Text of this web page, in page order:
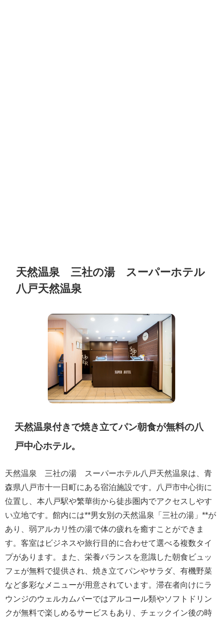
天然温泉 三社の湯 スーパーホテル
八戸天然温泉
天然温泉付きで焼き立てパン朝食が無料の八
戸中心ホテル。
天然温泉 三社の湯 スーパーホテル八戸天然温泉は、青
森県八戸市十一日町にある宿泊施設です。八戸市中心街に
位置し、本八戸駅や繁華街から徒歩圏内でアクセスしやす
い立地です。館内には**男女別の天然温泉「三社の湯」**が
あり、弱アルカリ性の湯で体の疲れを癒すことができま
す。客室はビジネスや旅行目的に合わせて選べる複数タイ
プがあります。また、栄養バランスを意識した朝食ビュッ
フェが無料で提供され、焼き立てパンやサラダ、有機野菜
など多彩なメニューが用意されています。滞在者向けにラ
ウンジのウェルカムバーではアルコール類やソフトドリン
クが無料で楽しめるサービスもあり、チェックイン後の時